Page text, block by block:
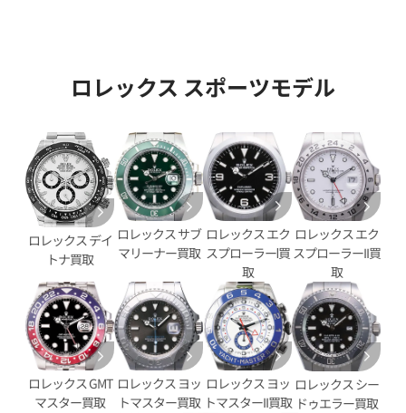
イトジャスト YG/SS ゴール
日時点の参考買取価格です
ロレックス デイトジャスト
参考買取価格
2,890,000円
※2025年11月時点の参考買取
ロレックス スポーツモデル
ロレックス デイ
トナ買取
ロレックス サブ
マリーナー買取
ロレックス エク
スプローラーⅠ買
取
ロレックス エク
スプローラーII買
取
ロレックス GMT
マスター買取
ロレックス ヨッ
トマスター買取
ロレックス ヨッ
トマスターII買取
ロレックス シー
ドゥエラー買取